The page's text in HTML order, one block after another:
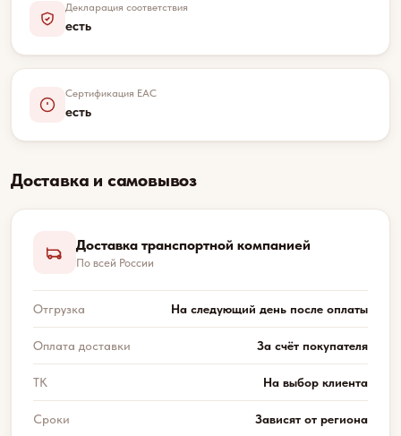
Декларация соответствия
есть
Сертификация EAC
есть
Доставка и самовывоз
Доставка транспортной компанией
По всей России
Отгрузка На следующий день после оплаты
Оплата доставки За счёт покупателя
ТК На выбор клиента
Сроки Зависят от региона